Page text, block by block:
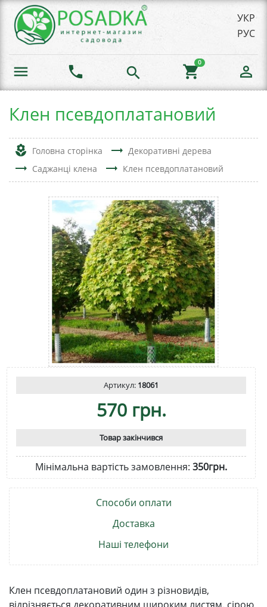
УКР
РУС
menu phone search shopping_cart
0
person_outline
Клен псевдоплатановий
local_florist Головна сторінка trending_flat Декоративні дерева
trending_flat Саджанці клена trending_flat Клен псевдоплатановий
Артикул: 18061
570 грн.
Товар закінчився
Мінімальна вартість замовлення: 350грн.
Способи оплати
Доставка
Наші телефони
Клен псевдоплатановий один з різновидів,
відрізняється декоративним широким листям, сірою